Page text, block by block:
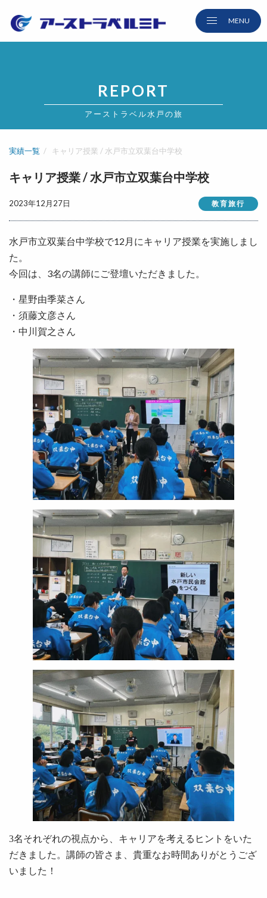
REPORT
アーストラベル水戸の旅
実績一覧 キャリア授業 / 水戸市立双葉台中学校
キャリア授業 / 水戸市立双葉台中学校
2023年12月27日 教育旅行
水戸市立双葉台中学校で12月にキャリア授業を実施しまし
た。
今回は、3名の講師にご登壇いただきました。
・星野由季菜さん
・須藤文彦さん
・中川賀之さん
3名それぞれの視点から、キャリアを考えるヒントをいた
だきました。講師の皆さま、貴重なお時間ありがとうござ
いました！